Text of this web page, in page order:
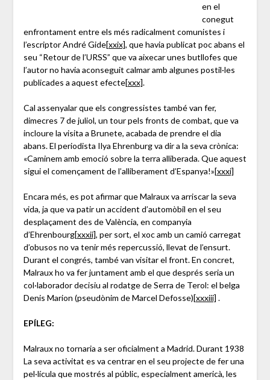
en el
conegut
enfrontament entre els més radicalment comunistes i
l’escriptor André Gide[xxix], que havia publicat poc abans el
seu “Retour de l’URSS” que va aixecar unes butllofes que
l’autor no havia aconseguit calmar amb algunes postil·les
publicades a aquest efecte[xxx].
Cal assenyalar que els congressistes també van fer,
dimecres 7 de juliol, un tour pels fronts de combat, que va
incloure la visita a Brunete, acabada de prendre el dia
abans. El periodista Ilya Ehrenburg va dir a la seva crònica:
«Caminem amb emoció sobre la terra alliberada. Que aquest
sigui el començament de l’alliberament d’Espanya!»[xxxi]
Encara més, es pot afirmar que Malraux va arriscar la seva
vida, ja que va patir un accident d’automòbil en el seu
desplaçament des de València, en companyia
d’Ehrenbourg[xxxii], per sort, el xoc amb un camió carregat
d’obusos no va tenir més repercussió, llevat de l’ensurt.
Durant el congrés, també van visitar el front. En concret,
Malraux ho va fer juntament amb el que després seria un
col·laborador decisiu al rodatge de Serra de Terol: el belga
Denis Marion (pseudònim de Marcel Defosse)[xxxiii] .
EPÍLEG:
Malraux no tornaria a ser oficialment a Madrid. Durant 1938
La seva activitat es va centrar en el seu projecte de fer una
pel·lícula que mostrés al públic, especialment americà, les